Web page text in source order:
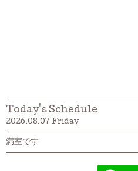
Today's Schedule
2026.08.07 Friday
満室です